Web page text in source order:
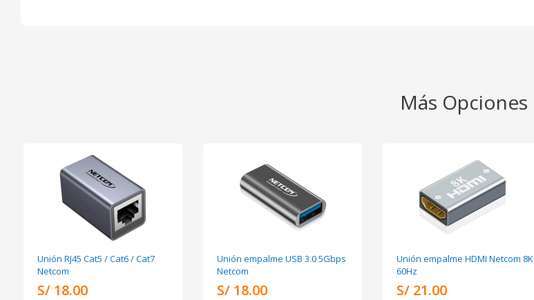
Más Opciones
Unión RJ45 Cat5 / Cat6 / Cat7
Netcom
S/ 18.00
Unión empalme USB 3.0 5Gbps
Netcom
S/ 18.00
Unión empalme HDMI Netcom 8K
60Hz
S/ 21.00